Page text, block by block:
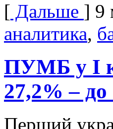
[ Дальше ] 9
аналитика,
ПУМБ у I
27,2% –
Перший